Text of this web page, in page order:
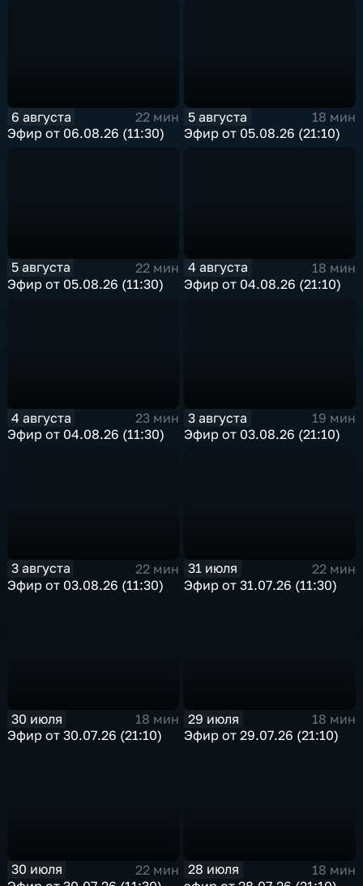
6 августа
22 мин
Эфир от 06.08.26 (11:30)
5 августа
18 мин
Эфир от 05.08.26 (21:10)
5 августа
22 мин
Эфир от 05.08.26 (11:30)
4 августа
18 мин
Эфир от 04.08.26 (21:10)
4 августа
23 мин
Эфир от 04.08.26 (11:30)
3 августа
19 мин
Эфир от 03.08.26 (21:10)
3 августа
22 мин
Эфир от 03.08.26 (11:30)
31 июля
22 мин
Эфир от 31.07.26 (11:30)
30 июля
18 мин
Эфир от 30.07.26 (21:10)
29 июля
18 мин
Эфир от 29.07.26 (21:10)
30 июля
22 мин
28 июля
18 мин